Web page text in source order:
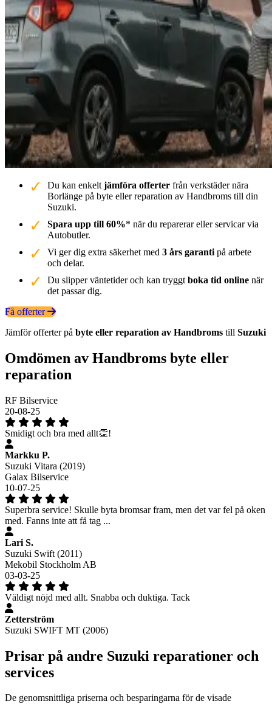
Du kan enkelt jämföra offerter från verkstäder nära
Borlänge på byte eller reparation av Handbroms till din
Suzuki.
Spara upp till 60%* när du reparerar eller servicar via
Autobutler.
Vi ger dig extra säkerhet med 3 års garanti på arbete
och delar.
Du slipper väntetider och kan tryggt boka tid online när
det passar dig.
Få offerter
Jämför offerter på byte eller reparation av Handbroms till Suzuki
Omdömen av Handbroms byte eller
reparation
RF Bilservice
20-08-25
Smidigt och bra med allt👏!
Markku P.
Suzuki Vitara (2019)
Galax Bilservice
10-07-25
Superbra service! Skulle byta bromsar fram, men det var fel på oken
med. Fanns inte att få tag ...
Lari S.
Suzuki Swift (2011)
Mekobil Stockholm AB
03-03-25
Väldigt nöjd med allt. Snabba och duktiga. Tack
Zetterström
Suzuki SWIFT MT (2006)
Prisar på andre Suzuki reparationer och
services
De genomsnittliga priserna och besparingarna för de visade